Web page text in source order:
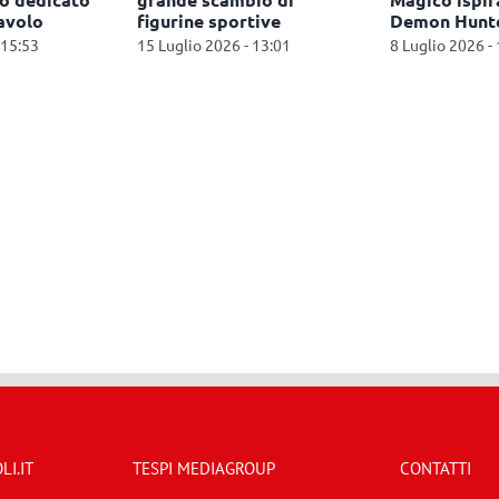
(NA)
28 Luglio 2026 - 12:47 27 Luglio 2026
TESPI MEDIAGROUP CONTATTI